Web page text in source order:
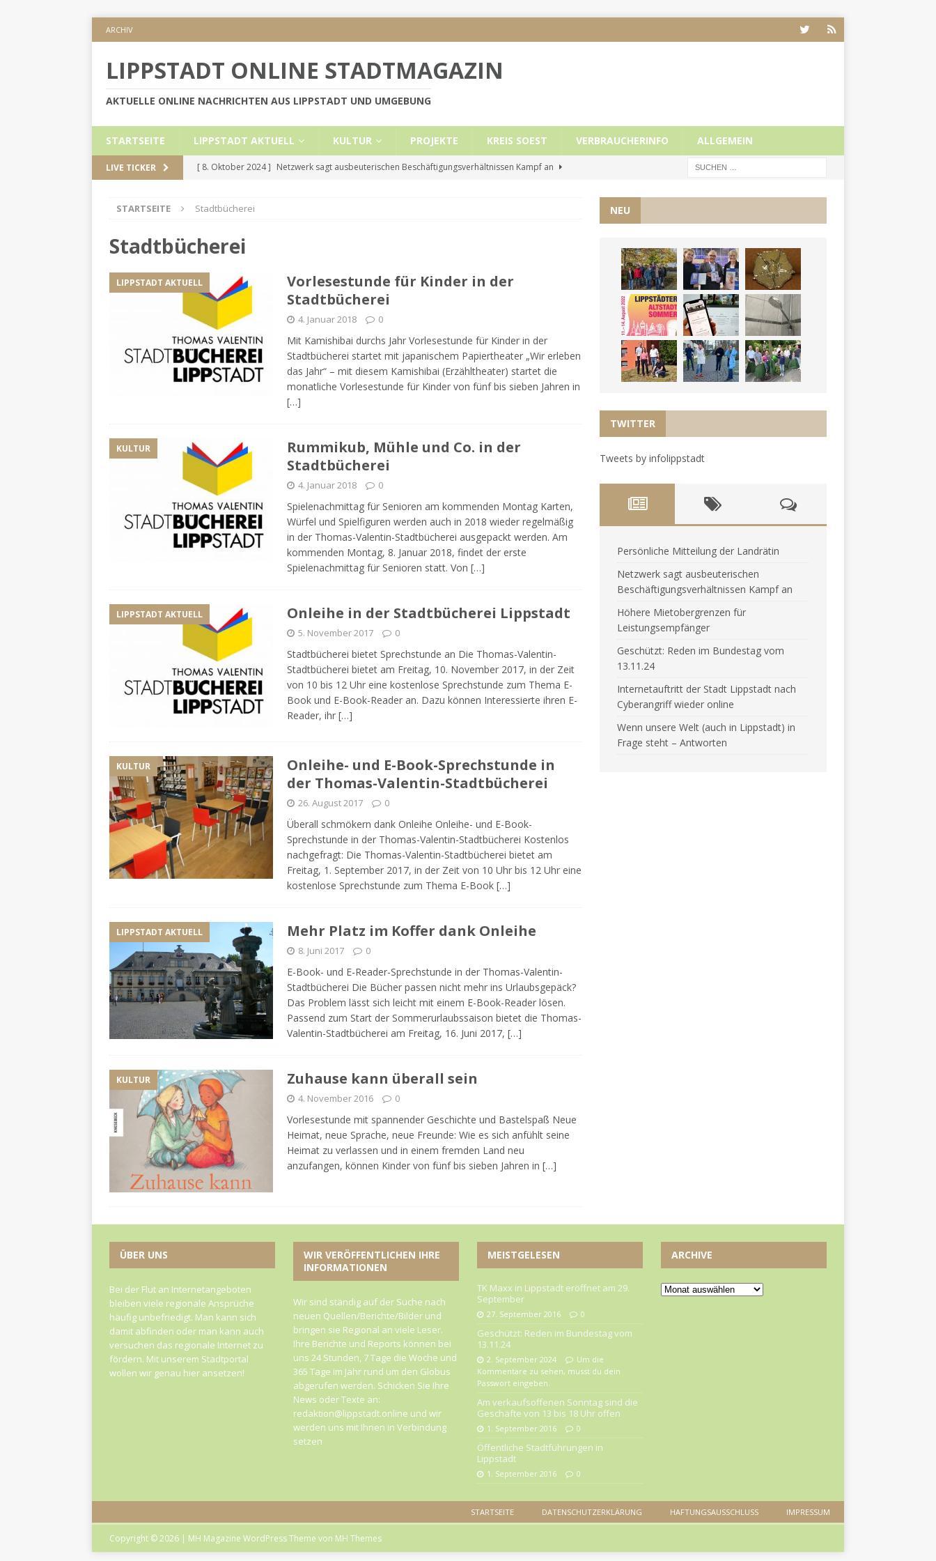
ARCHIV
LIPPSTADT ONLINE STADTMAGAZIN
AKTUELLE ONLINE NACHRICHTEN AUS LIPPSTADT UND UMGEBUNG
STARTSEITE LIPPSTADT AKTUELL KULTUR PROJEKTE KREIS SOEST VERBRAUCHERINFO ALLGEMEIN
LIVE TICKER [ 8. Oktober 2024 ] Netzwerk sagt ausbeuterischen Beschäftigungsverhältnissen Kampf an
[ 5. September 2024 ]
[ 2. September 2024 ]
LIPPSTADT AKTUELL
STARTSEITE Stadtbücherei
Stadtbücherei
LIPPSTADT AKTUELL
Vorlesestunde für Kinder in der
Stadtbücherei
4. Januar 2018 0
Mit Kamishibai durchs Jahr Vorlesestunde für Kinder in der
Stadtbücherei startet mit japanischem Papiertheater „Wir erleben
das Jahr“ – mit diesem Kamishibai (Erzähltheater) startet die
monatliche Vorlesestunde für Kinder von fünf bis sieben Jahren in
[…]
KULTUR
Rummikub, Mühle und Co. in der
Stadtbücherei
4. Januar 2018 0
Spielenachmittag für Senioren am kommenden Montag Karten,
Würfel und Spielfiguren werden auch in 2018 wieder regelmäßig
in der Thomas-Valentin-Stadtbücherei ausgepackt werden. Am
kommenden Montag, 8. Januar 2018, findet der erste
Spielenachmittag für Senioren statt. Von […]
LIPPSTADT AKTUELL Onleihe in der Stadtbücherei Lippstadt
5. November 2017 0
Stadtbücherei bietet Sprechstunde an Die Thomas-Valentin-
Stadtbücherei bietet am Freitag, 10. November 2017, in der Zeit
von 10 bis 12 Uhr eine kostenlose Sprechstunde zum Thema E-
Book und E-Book-Reader an. Dazu können Interessierte ihren E-
Reader, ihr […]
KULTUR
Onleihe- und E-Book-Sprechstunde in
der Thomas-Valentin-Stadtbücherei
26. August 2017 0
Überall schmökern dank Onleihe Onleihe- und E-Book-
Sprechstunde in der Thomas-Valentin-Stadtbücherei Kostenlos
nachgefragt: Die Thomas-Valentin-Stadtbücherei bietet am
Freitag, 1. September 2017, in der Zeit von 10 Uhr bis 12 Uhr eine
kostenlose Sprechstunde zum Thema E-Book […]
LIPPSTADT AKTUELL Mehr Platz im Koffer dank Onleihe
8. Juni 2017 0
E-Book- und E-Reader-Sprechstunde in der Thomas-Valentin-
Stadtbücherei Die Bücher passen nicht mehr ins Urlaubsgepäck?
Das Problem lässt sich leicht mit einem E-Book-Reader lösen.
Passend zum Start der Sommerurlaubssaison bietet die Thomas-
Valentin-Stadtbücherei am Freitag, 16. Juni 2017, […]
KULTUR Zuhause kann überall sein
4. November 2016 0
Vorlesestunde mit spannender Geschichte und Bastelspaß Neue
Heimat, neue Sprache, neue Freunde: Wie es sich anfühlt seine
Heimat zu verlassen und in einem fremden Land neu
anzufangen, können Kinder von fünf bis sieben Jahren in […]
NEU
TWITTER
Tweets by infolippstadt
Persönliche Mitteilung der Landrätin
Netzwerk sagt ausbeuterischen
Beschäftigungsverhältnissen Kampf an
Höhere Mietobergrenzen für
Leistungsempfänger
Geschützt: Reden im Bundestag vom
13.11.24
Internetauftritt der Stadt Lippstadt nach
Cyberangriff wieder online
Wenn unsere Welt (auch in Lippstadt) in
Frage steht – Antworten
ÜBER UNS
Bei der Flut an Internetangeboten
bleiben viele regionale Ansprüche
häufig unbefriedigt. Man kann sich
damit abfinden oder man kann auch
versuchen das regionale Internet zu
fördern. Mit unserem Stadtportal
wollen wir genau hier ansetzen!
WIR VERÖFFENTLICHEN IHRE
INFORMATIONEN
Wir sind ständig auf der Suche nach
neuen Quellen/Berichte/Bilder und
bringen sie Regional an viele Leser.
Ihre Berichte und Reports können bei
uns 24 Stunden, 7 Tage die Woche und
365 Tage im Jahr rund um den Globus
abgerufen werden. Schicken Sie Ihre
News oder Texte an:
redaktion@lippstadt.online und wir
werden uns mit Ihnen in Verbindung
setzen
MEISTGELESEN
TK Maxx in Lippstadt eröffnet am 29.
September
27. September 2016 0
Geschützt: Reden im Bundestag vom
13.11.24
2. September 2024
Um die
Kommentare zu sehen, musst du dein
Passwort eingeben.
Am verkaufsoffenen Sonntag sind die
Geschäfte von 13 bis 18 Uhr offen
1. September 2016 0
Öffentliche Stadtführungen in
Lippstadt
1. September 2016 0
ARCHIVE
STARTSEITE DATENSCHUTZERKLÄRUNG HAFTUNGSAUSSCHLUSS IMPRESSUM
Copyright © 2026 | MH Magazine WordPress Theme von MH Themes